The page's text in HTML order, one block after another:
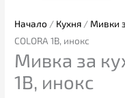
Начало / Кухня / Мивки
COLORA 1B, инокс
Мивка за
1B, инокс